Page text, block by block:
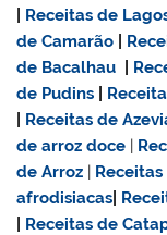
Receitas de
de Camarão
de Bacalhau
de Pudins
Receitas de
dearroz doce |
de Arroz |
afrodisiacas
Receitas de